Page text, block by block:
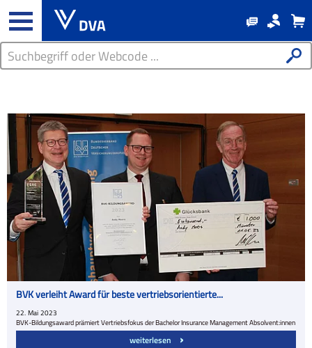
BVK verleiht Award für beste vertriebsorientierte...
22. Mai 2023
BVK-Bildungsaward prämiert Vertriebsfokus der Bachelor Insurance Management Absolvent:innen
weiterlesen